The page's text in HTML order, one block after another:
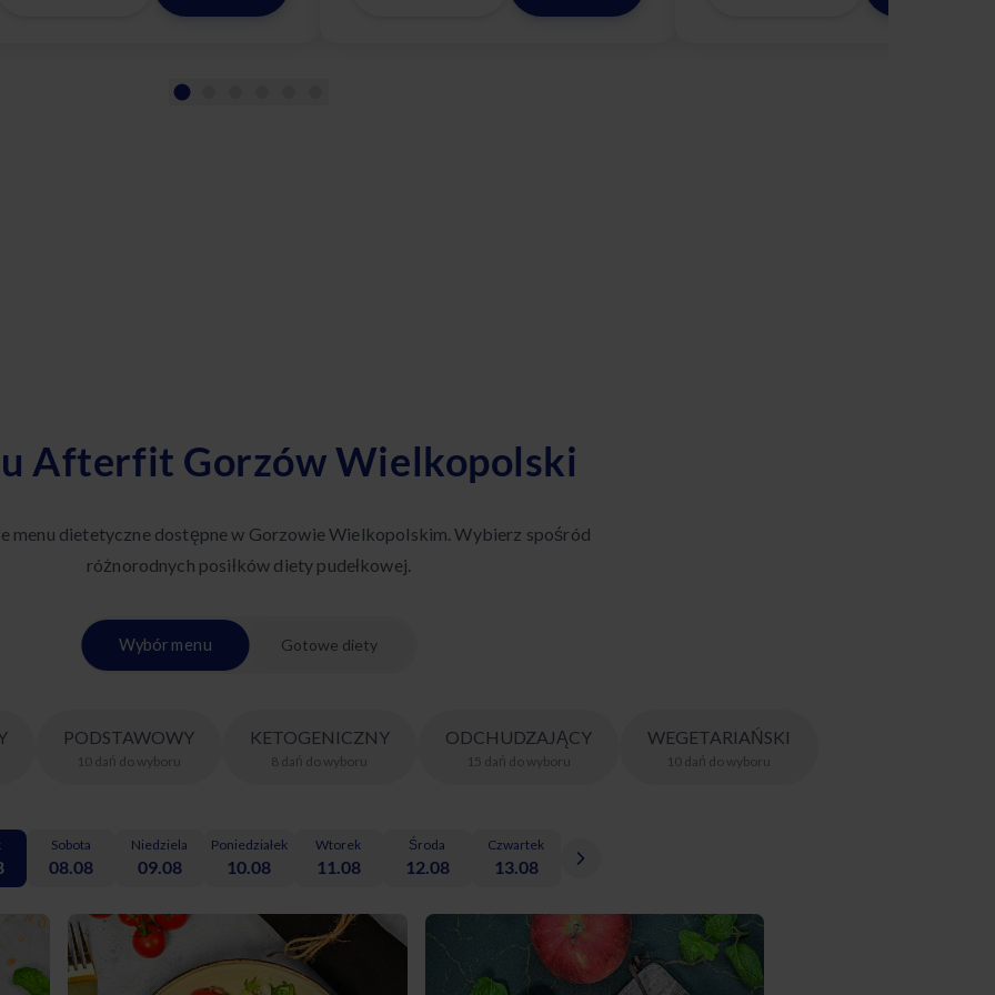
Afterfit Gorzów Wielkopolski
menu dietetyczne dostępne w Gorzowie Wielkopolskim. Wybierz spośród
różnorodnych posiłków diety pudełkowej.
Wybór menu Gotowe diety
PODSTAWOWY
10 dań do wyboru
KETOGENICZNY
8 dań do wyboru
ODCHUDZAJĄCY
15 dań do wyboru
WEGETARIAŃSKI
10 dań do wyboru
Sobota
08.08
Niedziela
09.08
Poniedziałek
10.08
Wtorek
11.08
Środa
12.08
Czwartek
13.08